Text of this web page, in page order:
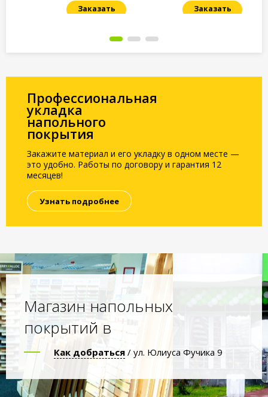
Заказать Заказать
Профессиональная
укладка
напольного
покрытия
Закажите материал и его укладку в одном месте —
это удобно. Работы по договору и гарантия 12
месяцев!
Узнать подробнее
Магазин напольных
покрытий в
Как добраться / ул. Юлиуса Фучика 9